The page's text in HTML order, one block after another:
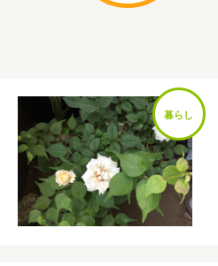
暮らし